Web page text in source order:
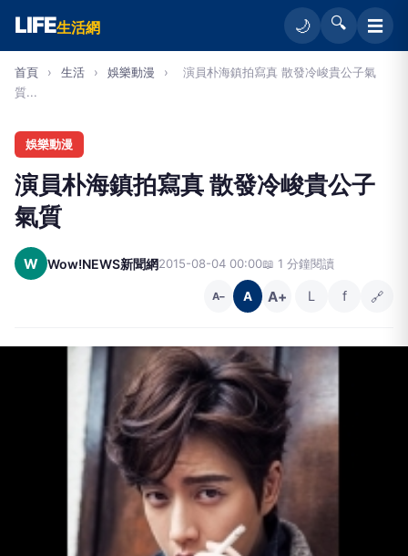
LIFE生活網 🌙 🔍 ☰
首頁 › 生活 › 娛樂動漫 ›
演員朴海鎮拍寫真 散發冷峻貴公子氣
質...
娛樂動漫
演員朴海鎮拍寫真 散發冷峻貴公子
氣質
W Wow!NEWS新聞網2015-08-04 00:00📖 1 分鐘閱讀
A− A A+ L f 🔗